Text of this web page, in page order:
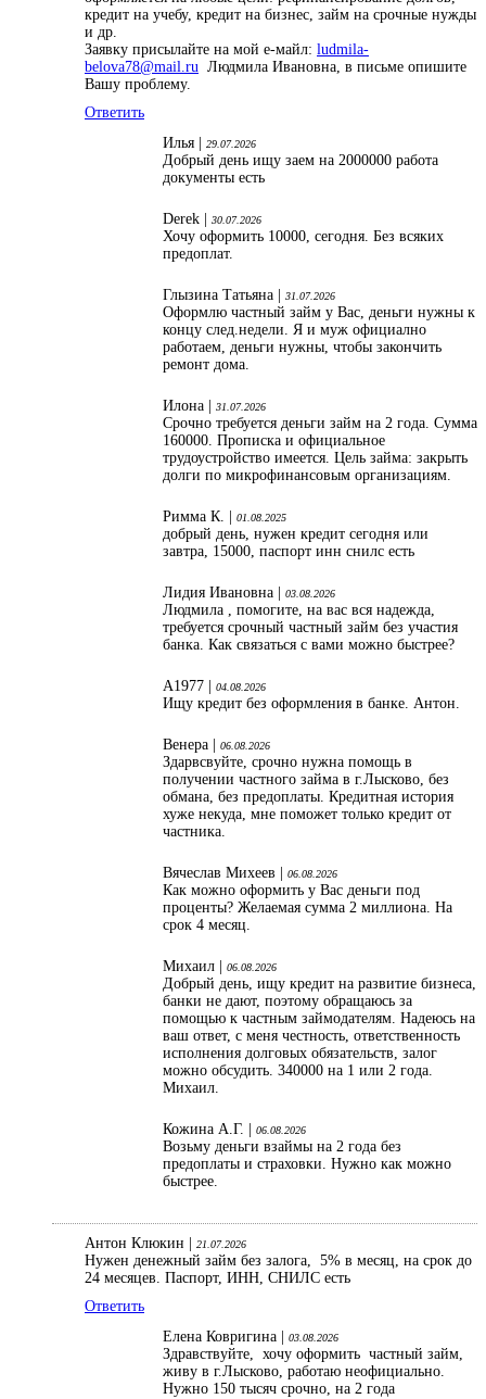
кредит на учебу, кредит на бизнес, займ на срочные нужды
и др.
Заявку присылайте на мой е-майл: ludmila-
belova78@mail.ru Людмила Ивановна, в письме опишите
Вашу проблему.
Ответить
Илья |
29.07.2026
Добрый день ищу заем на 2000000 работа
документы есть
Derek | 30.07.2026
Хочу оформить 10000, сегодня. Без всяких
предоплат.
Глызина Татьяна | 31.07.2026
Оформлю частный займ у Вас, деньги нужны к
концу след.недели. Я и муж официално
работаем, деньги нужны, чтобы закончить
ремонт дома.
Илона | 31.07.2026
Срочно требуется деньги займ на 2 года. Сумма
160000. Прописка и официальное
трудоустройство имеется. Цель займа: закрыть
долги по микрофинансовым организациям.
Римма К. | 01.08.2025
добрый день, нужен кредит сегодня или
завтра, 15000, паспорт инн снилс есть
Лидия Ивановна | 03.08.2026
Людмила , помогите, на вас вся надежда,
требуется срочный частный займ без участия
банка. Как связаться с вами можно быстрее?
А1977 | 04.08.2026
Ищу кредит без оформления в банке. Антон.
Венера | 06.08.2026
Здарвсвуйте, срочно нужна помощь в
получении частного займа в г.Лысково, без
обмана, без предоплаты. Кредитная история
хуже некуда, мне поможет только кредит от
частника.
Вячеслав Михеев | 06.08.2026
Как можно оформить у Вас деньги под
проценты? Желаемая сумма 2 миллиона. На
срок 4 месяц.
Михаил | 06.08.2026
Добрый день, ищу кредит на развитие бизнеса,
банки не дают, поэтому обращаюсь за
помощью к частным займодателям. Надеюсь на
ваш ответ, с меня честность, ответственность
исполнения долговых обязательств, залог
можно обсудить. 340000 на 1 или 2 года.
Михаил.
Кожина А.Г. | 06.08.2026
Возьму деньги взаймы на 2 года без
предоплаты и страховки. Нужно как можно
быстрее.
Антон Клюкин | 21.07.2026
Нужен денежный займ без залога, 5% в месяц, на срок до
24 месяцев. Паспорт, ИНН, СНИЛС есть
Ответить
Елена Ковригина |
03.08.2026
Здравствуйте, хочу оформить частный займ,
живу в г.Лысково, работаю неофициально.
Нужно 150 тысяч срочно, на 2 года